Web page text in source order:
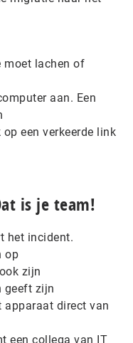
moet lachen of
aan. Een
een verkeerde link
is je team!
het incident.
op
zijn
geeft zijn
apparaat direct van
een collega van IT